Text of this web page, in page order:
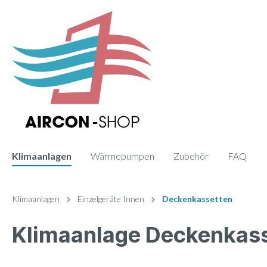
Klimaanlagen Wärmepumpen Zubehör FAQ
Zur Kategorie Klimaanlagen
Sets
Zur Kategorie Zubehör
Fernbedienung Paneele
Klimaanlagen Einzelgeräte Innen Deckenkassetten
Klimaanlage